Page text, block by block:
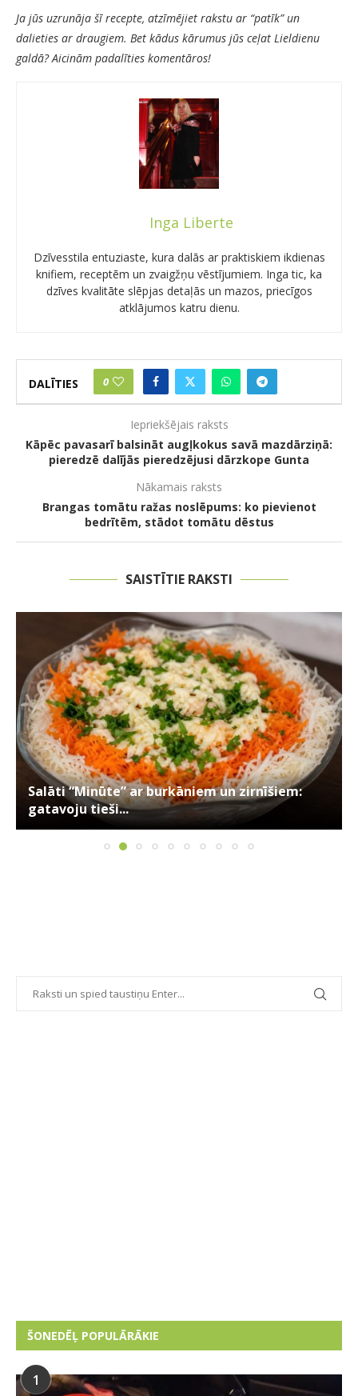
Ja jūs uzrunāja šī recepte, atzīmējiet rakstu ar “patīk” un
dalieties ar draugiem. Bet kādus kārumus jūs ceļat Lieldienu
galdā? Aicinām padalīties komentāros!
Inga Liberte
Dzīvesstila entuziaste, kura dalās ar praktiskiem ikdienas
knifiem, receptēm un zvaigžņu vēstījumiem. Inga tic, ka
dzīves kvalitāte slēpjas detaļās un mazos, priecīgos
atklājumos katru dienu.
DALĪTIES 0
Iepriekšējais raksts
Kāpēc pavasarī balsināt augļkokus savā mazdārziņā:
pieredzē dalījās pieredzējusi dārzkope Gunta
Nākamais raksts
Brangas tomātu ražas noslēpums: ko pievienot
bedrītēm, stādot tomātu dēstus
SAISTĪTIE RAKSTI
Salāti “Minūte” ar burkāniem un zirnīšiem:
gatavoju tieši...
ŠONEDĒĻ POPULĀRĀKIE
1